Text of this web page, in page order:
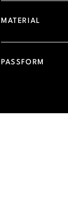
MATERIAL
PASSFORM